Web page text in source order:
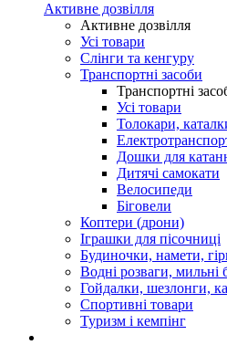
Активне дозвілля
Активне дозвілля
Усі товари
Слінги та кенгуру
Транспортні засоби
Транспортні
Усі товари
Толокари,
Дошки для
Дитячі самокати
Велосипеди
Біговели
Коптери (дрони)
Іграшки для пісочниці
Будиночки, намети,
Водні розваги, мильні
Гойдалки, шезлонги,
Спортивні товари
Туризм і кемпінг